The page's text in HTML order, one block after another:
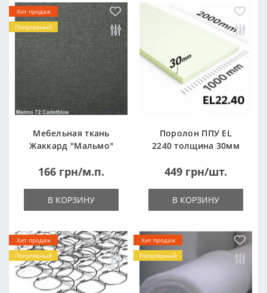
Хит продаж
Популярный
Мебельная ткань
Жаккард "Мальмо"
166 грн/м.п.
В КОРЗИНУ
Поролон ППУ EL
2240 толщина 30мм
(1000x2000мм)
449 грн/шт.
В КОРЗИНУ
Хит продаж
Популярный
Хит продаж
Популярный